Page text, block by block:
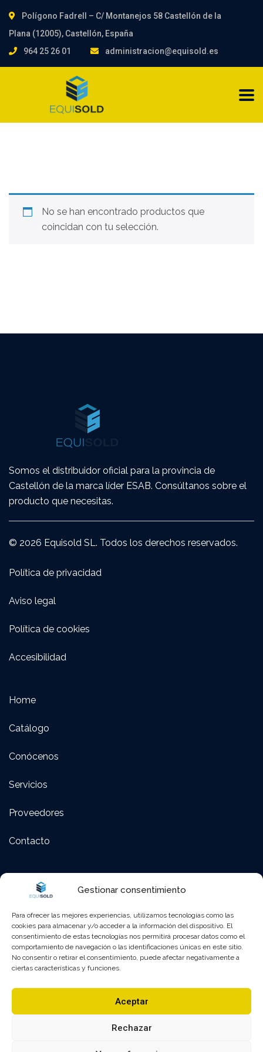
Gestionar consentimiento
Para ofrecer las mejores experiencias, utilizamos tecnologías como las
cookies para almacenar y/o acceder a la información del dispositivo. El
consentimiento de estas tecnologías nos permitirá procesar datos como el
comportamiento de navegación o las identificaciones únicas en este sitio.
No consentir o retirar el consentimiento, puede afectar negativamente a
ciertas características y funciones.
Aceptar
Rechazar
Polígono Fadrell – C/ Montanejos 58 Castellón de la
Plana (12005), Castellón, España
964 25 26 01
administracion@equisold.es
No se han encontrado productos que
coincidan con tu selección.
Somos el distribuidor oficial para la provincia de
Castellón de la marca líder ESAB. Consúltanos sobre el
producto que necesitas.
© 2026 Equisold SL. Todos los derechos reservados.
Política de privacidad
Aviso legal
Política de cookies
Accesibilidad
Home
Catálogo
Conócenos
Servicios
Proveedores
Contacto
Polígono Fadrell – C/ Montanejos 58 Castellón de la
Plana (12005), Castellón, España
964 25 26 01
administracion@equisold.es
Sábado y Domingo : Cerrado